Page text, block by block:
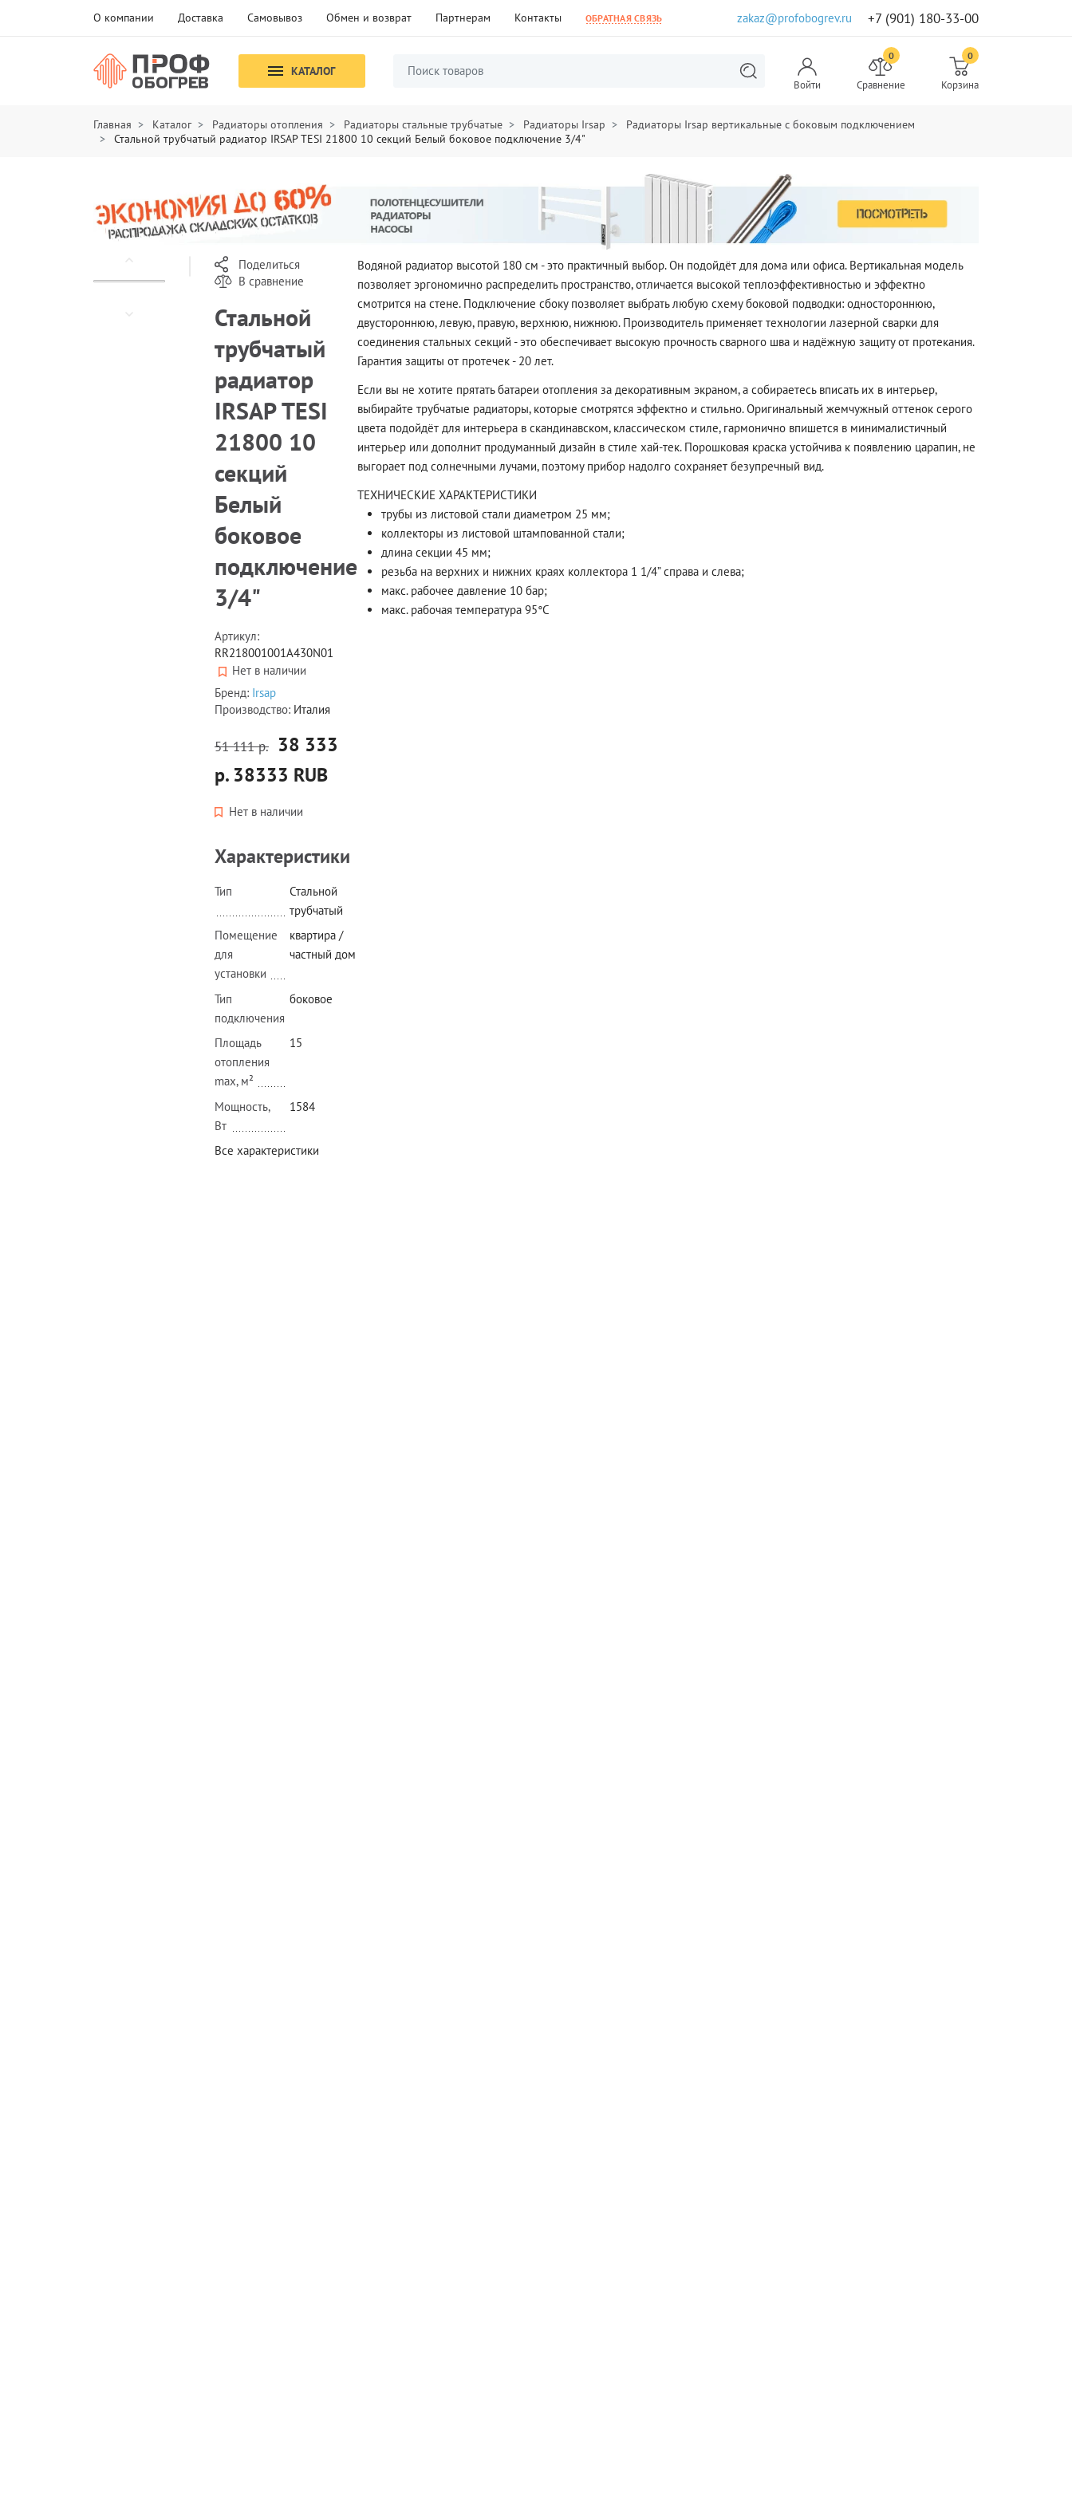
О компании Доставка Самовывоз Обмен и возврат Партнерам Контакты ОБРАТНАЯ СВЯЗЬ zakaz@profobogrev.ru +7 (901) 180-33-00
КАТАЛОГ
Войти
0
Сравнение
0
Корзина
Главная Каталог Радиаторы отопления Радиаторы стальные трубчатые Радиаторы Irsap
Радиаторы Irsap вертикальные с боковым подключением
Стальной трубчатый радиатор IRSAP TESI 21800 10 секций Белый боковое подключение 3/4"
Поделиться
В сравнение
Стальной
трубчатый
радиатор
IRSAP TESI
21800 10
секций
Белый
боковое
подключение
3/4"
Артикул:
RR218001001A430N01
Нет в наличии
Бренд: Irsap
Производство: Италия
51 111 р. 38 333
р. 38333 RUB
Нет в наличии
Характеристики
Тип
Стальной
трубчатый
Помещение
для
установки
квартира /
частный дом
Тип
подключения
боковое
Площадь
отопления
max, м²
15
Мощность,
Вт
1584
Все характеристики
Водяной радиатор высотой 180 см - это практичный выбор. Он подойдёт для дома или офиса. Вертикальная модель
позволяет эргономично распределить пространство, отличается высокой теплоэффективностью и эффектно
смотрится на стене. Подключение сбоку позволяет выбрать любую схему боковой подводки: одностороннюю,
двустороннюю, левую, правую, верхнюю, нижнюю. Производитель применяет технологии лазерной сварки для
соединения стальных секций - это обеспечивает высокую прочность сварного шва и надёжную защиту от протекания.
Гарантия защиты от протечек - 20 лет.
Если вы не хотите прятать батареи отопления за декоративным экраном, а собираетесь вписать их в интерьер,
выбирайте трубчатые радиаторы, которые смотрятся эффектно и стильно. Оригинальный жемчужный оттенок серого
цвета подойдёт для интерьера в скандинавском, классическом стиле, гармонично впишется в минималистичный
интерьер или дополнит продуманный дизайн в стиле хай-тек. Порошковая краска устойчива к появлению царапин, не
выгорает под солнечными лучами, поэтому прибор надолго сохраняет безупречный вид.
ТЕХНИЧЕСКИЕ ХАРАКТЕРИСТИКИ
трубы из листовой стали диаметром 25 мм;
коллекторы из листовой штампованной стали;
длина секции 45 мм;
резьба на верхних и нижних краях коллектора 1 1/4” справа и слева;
макс. рабочее давление 10 бар;
макс. рабочая температура 95°C